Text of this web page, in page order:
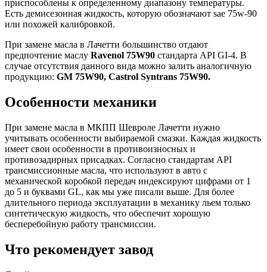
приспособлены к определенному диапазону температуры.
Есть демисезонная жидкость, которую обозначают sae 75w-90
или похожей калибровкой.
При замене масла в Лачетти большинство отдают
предпочтение маслу Ravenol 75W90 стандарта API GI-4. В
случае отсутствия данного вида можно залить аналогичную
продукцию: GM 75W90, Castrol Syntrans 75W90.
Особенности механики
При замене масла в МКПП Шевроле Лачетти нужно
учитывать особенности выбираемой смазки. Каждая жидкость
имеет свои особенности в противоизносных и
противозадирных присадках. Согласно стандартам API
трансмиссионные масла, что используют в авто с
механической коробкой передач индексируют цифрами от 1
до 5 и буквами GL, как мы уже писали выше. Для более
длительного периода эксплуатации в механику льем только
синтетическую жидкость, что обеспечит хорошую
бесперебойную работу трансмиссии.
Что рекомендует завод